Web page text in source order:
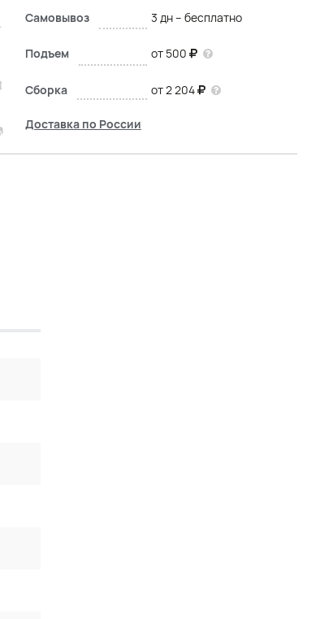
Самовывоз 3 дн – бесплатно
Подъем от 500
Сборка от 2 204
Доставка по России